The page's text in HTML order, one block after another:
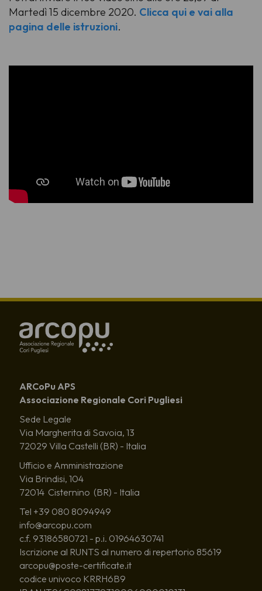
Martedì 15 dicembre 2020. Clicca qui e vai alla
pagina delle istruzioni.
ARCoPu APS
Associazione Regionale Cori Pugliesi
Sede Legale
Via Margherita di Savoia, 13
72029 Villa Castelli (BR) - Italia
Ufficio e Amministrazione
Via Brindisi, 104
72014 Cisternino (BR) - Italia
Tel +39 080 8094949
info@arcopu.com
c.f. 93186580721 - p.i. 01964630741
Iscrizione al RUNTS al numero di repertorio 85619
arcopu@poste-certificate.it
codice univoco KRRH6B9